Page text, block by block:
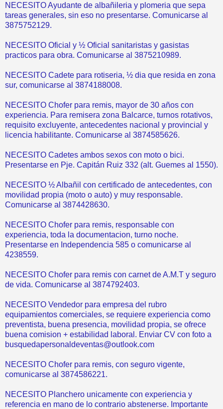
NECESITO Ayudante de albañileria y plomeria que sepa
tareas generales, sin eso no presentarse. Comunicarse al
3875752129.
NECESITO Oficial y ½ Oficial sanitaristas y gasistas
practicos para obra. Comunicarse al 3875210989.
NECESITO Cadete para rotiseria, ½ dia que resida en zona
sur, comunicarse al 3874188008.
NECESITO Chofer para remis, mayor de 30 años con
experiencia. Para remisera zona Balcarce, turnos rotativos,
requisito excluyente, antecedentes nacional y provincial y
licencia habilitante. Comunicarse al 3874585626.
NECESITO Cadetes ambos sexos con moto o bici.
Presentarse en Pje. Capitán Ruiz 332 (alt. Guemes al 1550).
NECESITO ½ Albañil con certificado de antecedentes, con
movilidad propia (moto o auto) y muy responsable.
Comunicarse al 3874428630.
NECESITO Chofer para remis, responsable con
experiencia, toda la documentacion, turno noche.
Presentarse en Independencia 585 o comunicarse al
4238559.
NECESITO Chofer para remis con carnet de A.M.T y seguro
de vida. Comunicarse al 3874792403.
NECESITO Vendedor para empresa del rubro
equipamientos comerciales, se requiere experiencia como
preventista, buena presencia, movilidad propia, se ofrece
buena comision + estabilidad laboral. Enviar CV con foto a
busquedapersonaldeventas@outlook.com
NECESITO Chofer para remis, con seguro vigente,
comunicarse al 3874586221.
NECESITO Planchero unicamente con experiencia y
referencia en mano de lo contrario abstenerse. Importante